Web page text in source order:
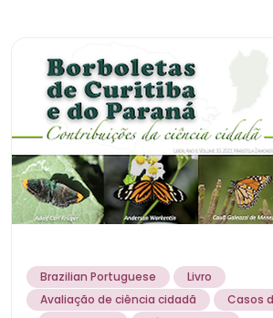
Brazilian Portuguese
Livro
Avaliação de ciência cidadã
Casos